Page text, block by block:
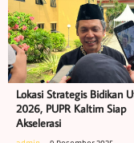
Lokasi Strategis Bidikan
2026, PUPR Kaltim Siap
Akselerasi